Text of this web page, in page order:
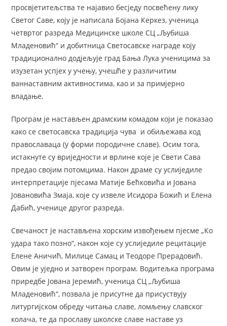
просвјетитељства те најавио бесједу посвећену лику
Светог Саве, коју је написала Бојана Керкез, ученица
четвртог разреда Медицинске школе СЦ „Љубиша
Младеновић“ и добитница Светосавске награде коју
традиционално додјељује град Бања Лука ученицима за
изузетан успјех у учењу, учешће у различитим
ваннаставним активностима, као и за примјерно
владање.
Програм је настављен драмским комадом који је показао
како се светосавска традиција чува и обиљежава код
православаца (у форми породичне славе). Осим тога,
истакнуте су вриједности и врлине које је Свети Сава
предао својим потомцима. Након драме су услиједиле
интерпретације пјесама Матије Бећковића и Јована
Јовановића Змаја, које су извеле Исидора Божић и Елена
Дабић, ученице другог разреда.
Свечаност је настављена хорским извођењем пјесме „Ко
удара тако позно“, након које су услиједиле рецитације
Елене Аничић, Милице Самац и Теодоре Прерадовић.
Овим је уједно и затворен програм. Водитељка програма
приредбе Јована Јеремић, ученица СЦ „Љубиша
Младеновић“, позвала је присутне да присуствују
литургијском обреду читања славе, ломљењу славског
колача, те да прославу школске славе наставе уз